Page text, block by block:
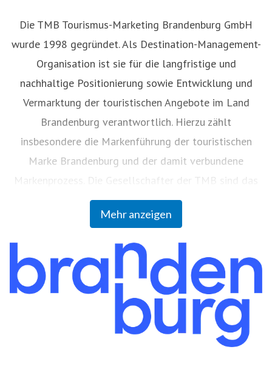
Die TMB Tourismus-Marketing Brandenburg GmbH
wurde 1998 gegründet. Als Destination-Management-
Organisation ist sie für die langfristige und
nachhaltige Positionierung sowie Entwicklung und
Vermarktung der touristischen Angebote im Land
Brandenburg verantwortlich. Hierzu zählt
insbesondere die Markenführung der touristischen
Marke Brandenburg und der damit verbundene
Markenprozess. Die Gesellschafter der TMB sind das
Land Brandenburg (59 Prozent), die Vereinigung
Brandenburgischer Körperschaften zur Förderung der
Prozent) und die Berlin Tourismus & Kongress GmbH
(visitBerlin) (5 Prozent).
TMB Tourismus-Marketing Brandenburg GmbH,
Babelsberger Straße 26, 14473 Potsdam
Mehr anzeigen